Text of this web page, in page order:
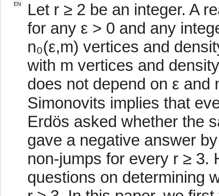
EN
Let r ≥ 2 be an integer. A
for any ε > 0 and any
n₀(ε,m) vertices and
with m vertices and
does not depend on ε and
Simonovits implies that
Erdös asked whether the
gave a negative answer
non-jumps for every r ≥ 3.
questions on determining